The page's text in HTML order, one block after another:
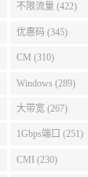
不限流量 (422)
优惠码 (345)
CM (310)
Windows (289)
大带宽 (267)
1Gbps端口 (251)
CMI (230)